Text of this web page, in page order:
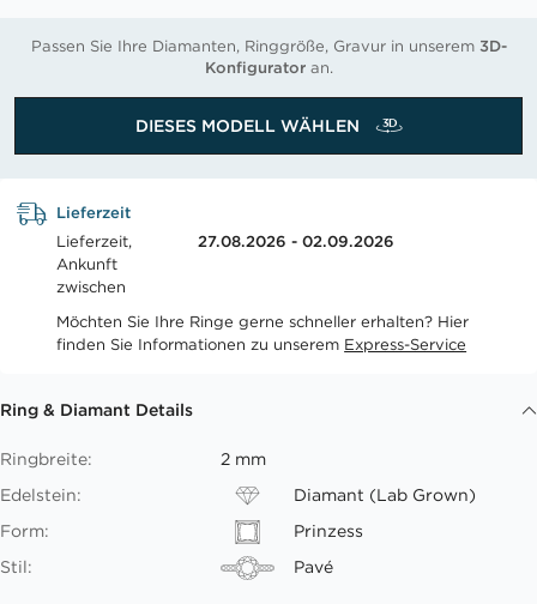
Passen Sie Ihre Diamanten, Ringgröße, Gravur in unserem 3D-
Konfiguratoran.
DIESES MODELL WÄHLEN
Lieferzeit
Lieferzeit,
Ankunft
zwischen
27.08.2026 - 02.09.2026
Möchten Sie Ihre Ringe gerne schneller erhalten? Hier
finden Sie Informationen zu unserem Express-Service
Ring & Diamant Details
Ringbreite:
2 mm
Edelstein:
Diamant (Lab Grown)
Form:
Prinzess
Stil:
Pavé